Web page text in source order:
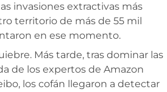
invasiones extractivas más
territorio de más de 55 mil
en ese momento.
Más tarde, tras dominar las
de los expertos de Amazon
los cofán llegaron a detectar